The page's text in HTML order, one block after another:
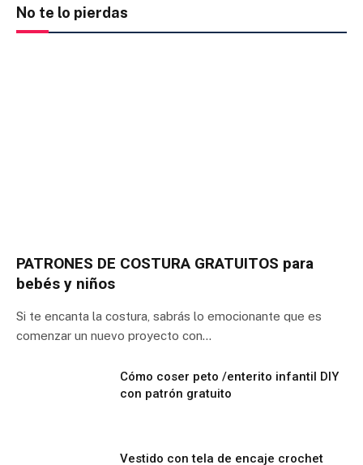
No te lo pierdas
PATRONES DE COSTURA GRATUITOS para
bebés y niños
Si te encanta la costura, sabrás lo emocionante que es
comenzar un nuevo proyecto con…
Cómo coser peto /enterito infantil DIY
con patrón gratuito
Vestido con tela de encaje crochet